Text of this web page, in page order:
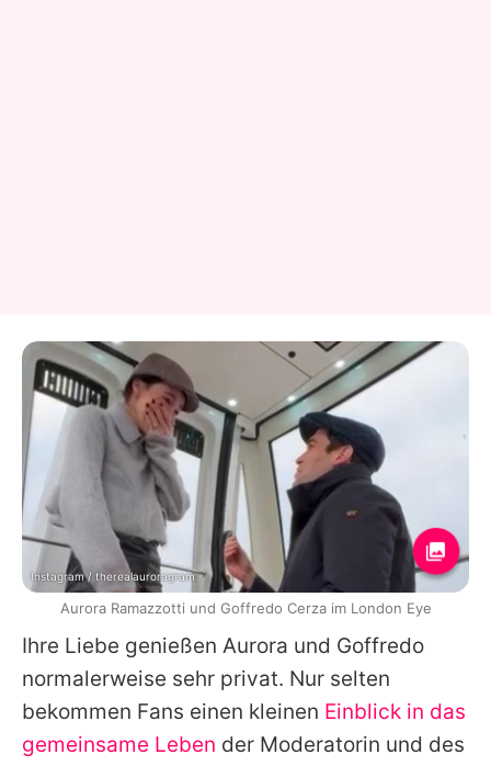
Ihre Liebe genießen Aurora und Goffredo
normalerweise sehr privat. Nur selten
bekommen Fans einen kleinen Einblick in das
gemeinsame Leben der Moderatorin und des
Instagram / therealauroragram
Aurora Ramazzotti und Goffredo Cerza im London Eye